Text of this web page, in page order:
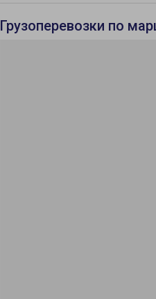
Грузоперевозки по